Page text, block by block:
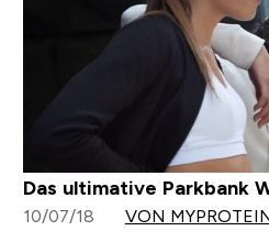
Das ultimative Parkbank
10/07/18 VON